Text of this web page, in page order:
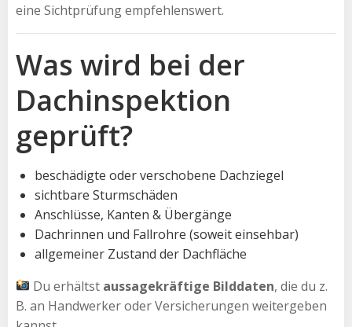
eine Sichtprüfung empfehlenswert.
Was wird bei der
Dachinspektion
geprüft?
beschädigte oder verschobene Dachziegel
sichtbare Sturmschäden
Anschlüsse, Kanten & Übergänge
Dachrinnen und Fallrohre (soweit einsehbar)
allgemeiner Zustand der Dachfläche
Du erhältst aussagekräftige Bilddaten, die du z.
B. an Handwerker oder Versicherungen weitergeben